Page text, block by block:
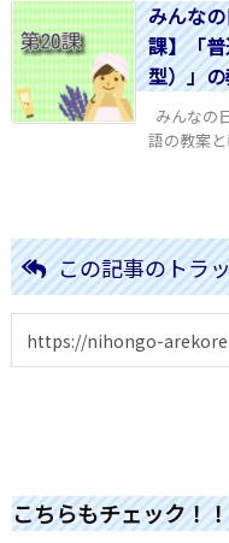
みんな
課】「
型）」
みんなの
語の教案
この記事のトラ
こちらもチェック！！